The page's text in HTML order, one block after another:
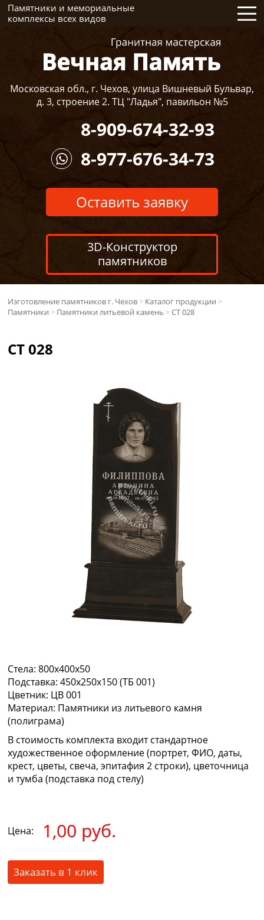
Памятники и мемориальные
комплексы всех видов
Московская обл., г. Чехов, улица Вишневый Бульвар,
д. 3, строение 2. ТЦ "Ладья", павильон №5
8-909-674-32-93
8-977-676-34-73
Оставить заявку
3D-Конструктор
памятников
Изготовление памятников г. Чехов > Каталог продукции >
Памятники > Памятники литьевой камень >СТ 028
СТ 028
Стела:800х400х50
Подставка:450х250х150 (ТБ 001)
Цветник: ЦВ 001
Материал: Памятники из литьевого камня
(полиграма)
В стоимость комплекта входит стандартное
художественное оформление (портрет, ФИО, даты,
крест, цветы, свеча, эпитафия 2 строки), цветочница
и тумба (подставка под стелу)
Цена: 1,00 руб.
Заказать в 1 клик